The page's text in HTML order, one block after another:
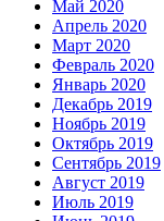
Май 2020
Апрель 2020
Март 2020
Февраль 2020
Январь 2020
Декабрь 2019
Ноябрь 2019
Октябрь 2019
Сентябрь 2019
Август 2019
Июль 2019